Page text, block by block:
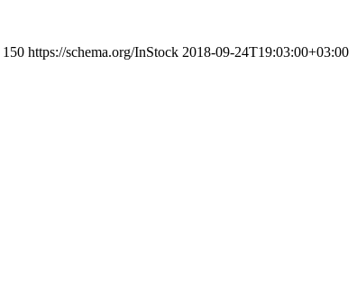
150 https://schema.org/InStock 2018-09-24T19:03:00+03:00